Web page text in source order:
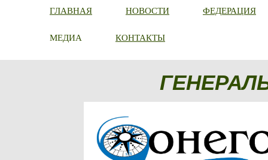
ГЛАВНАЯ НОВОСТИ ФЕДЕРАЦИЯ
МЕДИА КОНТАКТЫ